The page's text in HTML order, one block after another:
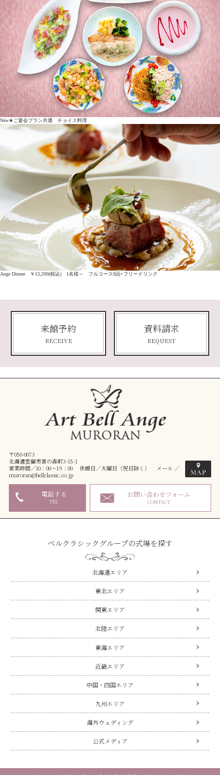
New★ご宴会プラン共通 チョイス料理
Ange Dinner ￥13,200(税込) 1名様～ フルコース9品+フリードリンク
来館予約
RECEIVE
資料請求
REQUEST
〒050-0073
北海道室蘭市宮の森町3-15-1
営業時間／10：00～19：00 休館日／火曜日（祝日除く） メール ／
muroran@bellclassic.co.jp
電話する
TEL
お問い合わせフォーム
CONTACT
ベルクラシックグループの式場を探す
北海道エリア
東北エリア
関東エリア
北陸エリア
東海エリア
近畿エリア
中国・四国エリア
九州エリア
海外ウェディング
公式メディア